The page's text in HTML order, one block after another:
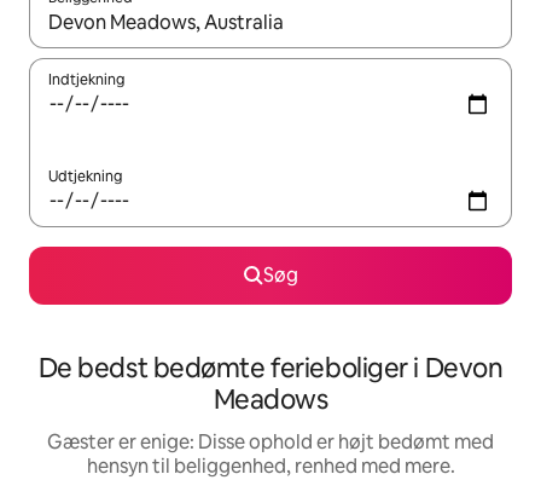
Når resultaterne er tilgængelige, skal du navigere med
Indtjekning
Udtjekning
Søg
De bedst bedømte ferieboliger i Devon
Meadows
Gæster er enige: Disse ophold er højt bedømt med
hensyn til beliggenhed, renhed med mere.